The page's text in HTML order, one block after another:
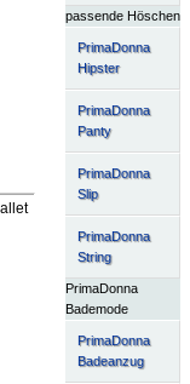
passende Höschen
PrimaDonna
Hipster
PrimaDonna
Panty
PrimaDonna
Slip
PrimaDonna
String
PrimaDonna
Bademode
PrimaDonna
Badeanzug